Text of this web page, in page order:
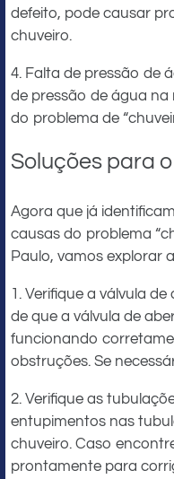
defeito, pode causar
chuveiro.
4. Falta de pressão de
de pressão de água na
do problema de
Soluções para
Agora que já
causas do problema
Paulo, vamos explorar
1. Verifique a válvula
de que a válvula de
funcionando
obstruções. Se
2. Verifique as
entupimentos nas
chuveiro. Caso
prontamente para